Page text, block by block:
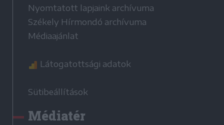
Nyomtatott lapjaink archívuma
Székely Hírmondó archívuma
Médiaajánlat
Látogatottsági adatok
Sütibeállítások
Médiatér